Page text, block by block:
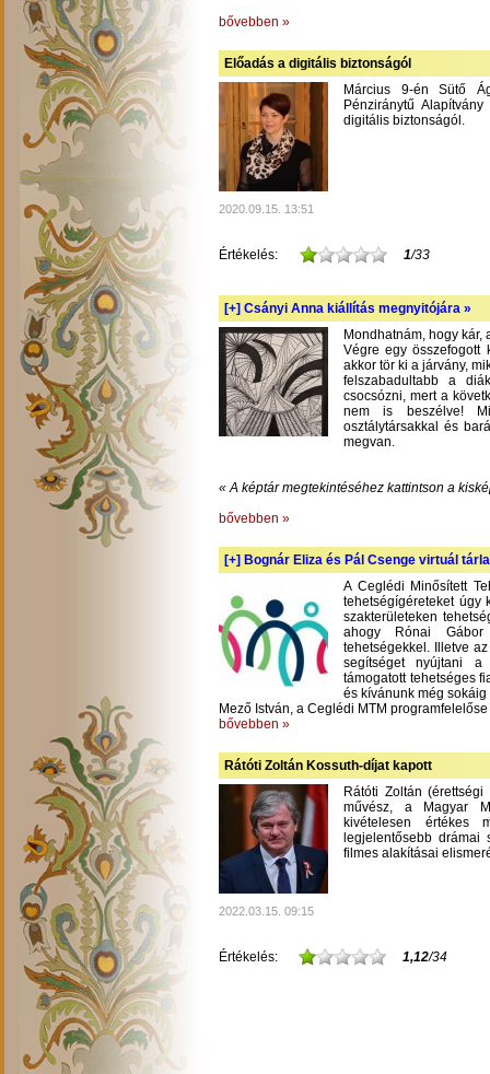
bővebben »
Előadás a digitális biztonságól
Március 9-én Sütő
Pénziránytű
digitális biztonságól.
2020.09.15. 13:51
Értékelés: 1/33
[+] Csányi Anna kiállítás megnyitójára »
Mondhatnám, hogy kár,
Végre egy összefogott
akkor tör ki a járvány,
felszabadultabb a
csocsózni, mert a
nem is beszélve!
osztálytársakkal és
megvan.
« A képtár megtekintéséhez kattintson a
bővebben »
[+] Bognár Eliza és Pál Csenge virtuál
A Ceglédi Minősített
tehetségígéreteket úgy
szakterületeken
ahogy Rónai Gábor
tehetségekkel. Illetve
segítséget nyújtani a
támogatott tehetséges
és kívánunk még
Mező István, a Ceglédi MTM programfelelőse
bővebben »
Rátóti Zoltán Kossuth-díjat kapott
Rátóti Zoltán
művész, a Magyar
kivételesen értékes
legjelentősebb drámai
filmes alakításai
2022.03.15. 09:15
Értékelés: 1,12/34